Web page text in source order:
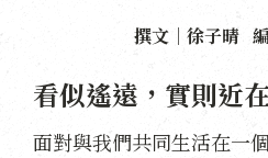
撰文｜徐子晴
看似遙遠，實則近
面對與我們共同生活在一